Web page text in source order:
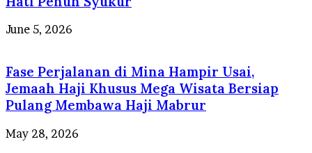
June 5, 2026
Fase Perjalanan di Mina Hampir Usai,
Jemaah Haji Khusus Mega Wisata Bersiap
Pulang Membawa Haji Mabrur
May 28, 2026